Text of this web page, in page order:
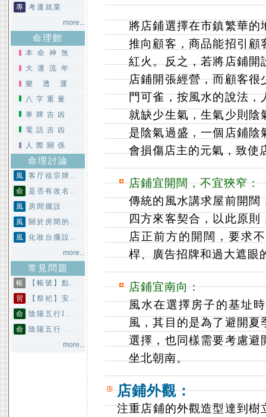
專
考運就業
more...
命理館
本命神煞
大運流年
樂透運
八字重量
車牌吉凶
電話吉凶
人際關係
命理討論
風
客厅祖宗牌..
命
是否有改名..
風
房間擺設
風
關於房間的..
風
化妝台擺設..
more...
常見問題
帳
【帳號】點..
習
【祭祀】安..
命
陰陽五行I..
命
陰陽五行 ..
more...
將店鋪選擇在市鎮繁華
推向顧客，商品能招引顧
紅火。反之，若將店鋪開
店鋪開張經營，而顧客很
門可雀，按風水的說法，
就缺少生氣，生氣少則
是陰氣過盛，一個店鋪
會損傷店主的元氣，致使
店鋪宜開闊，不宜狹窄：
傳統的風水講求屋前開闊
四方來客契合，以此原
店正前方的開闊，要求
桿、廣告招牌和過大遮眼
店鋪宜南向：
風水在選擇房子的基址
風，其目的是為了避開
選擇，也同樣需要考慮避
坐北朝南。
店鋪外觀：
注重店鋪的外觀造型達到